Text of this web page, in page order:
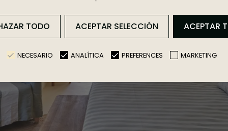
TODO ACEPTAR SELECCIÓN ACEPTAR
NECESARIO ANALÍTICA PREFERENCES MARKETING